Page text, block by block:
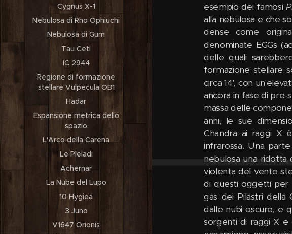
Cygnus X-1
Nebulosa di Rho Ophiuchi
Nebulosa di Gum
Tau Ceti
IC 2944
Regione di formazione
stellare Vulpecula OB1
Hadar
Espansione metrica dello
spazio
L'Arco della Carena
Le Pleiadi
Achernar
La Nube del Lupo
10 Hygiea
3 Juno
V1647 Orionis
esempio dei famosi
alla nebulosa e che
dense come
denominate EGGs
delle quali
formazione stellare
circa 14', con
ancora in fase di pre-
massa delle
anni, le sue
Chandra ai raggi X
infrarossa. Una
nebulosa una ridotta
violenta del vento
di questi oggetti per
gas dei Pilastri della
dalle nubi oscure, e
sorgenti di raggi X e